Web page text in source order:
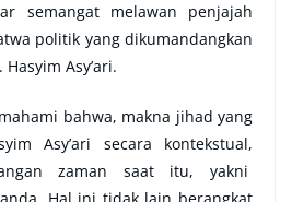
semangat melawan penjajah
politik yang dikumandangkan
Asy’ari.
bahwa, makna jihad yang
Asy’ari secara kontekstual,
zaman saat itu, yakni